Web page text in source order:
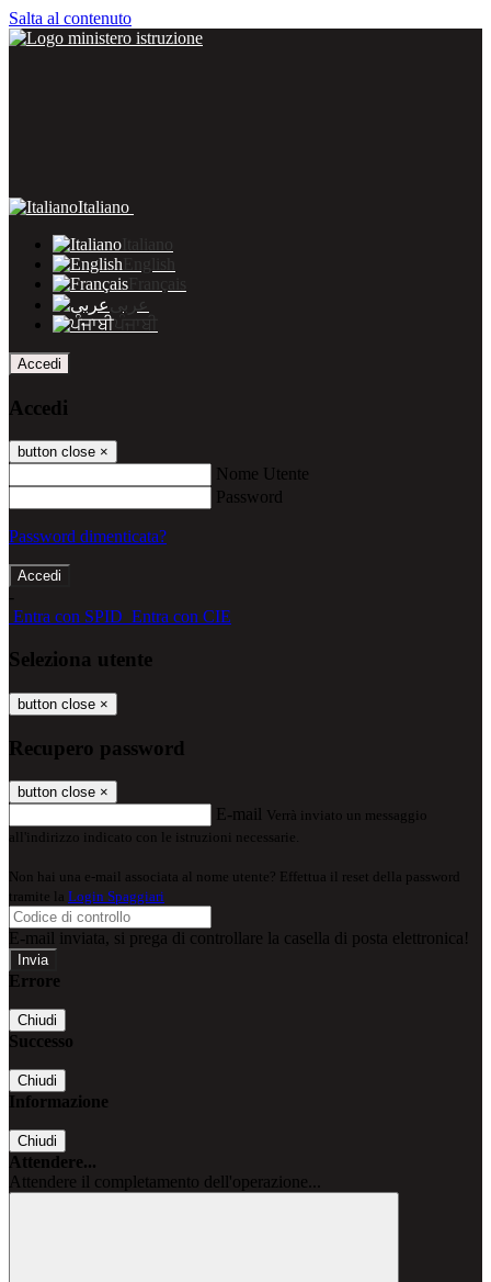
Salta al contenuto
Italiano
Italiano
English
Français
عربى
ਪੰਜਾਬੀ
Accedi
Accedi
button close ×
Nome Utente
Password
Password dimenticata?
-
Entra con SPID Entra con CIE
Seleziona utente
button close ×
Recupero password
button close ×
E-mail Verrà inviato un messaggio
all'indirizzo indicato con le istruzioni necessarie.
Non hai una e-mail associata al nome utente? Effettua il reset della password
tramite la Login Spaggiari
E-mail inviata, si prega di controllare la casella di posta elettronica!
Errore
Chiudi
Successo
Chiudi
Informazione
Chiudi
Attendere...
Attendere il completamento dell'operazione...